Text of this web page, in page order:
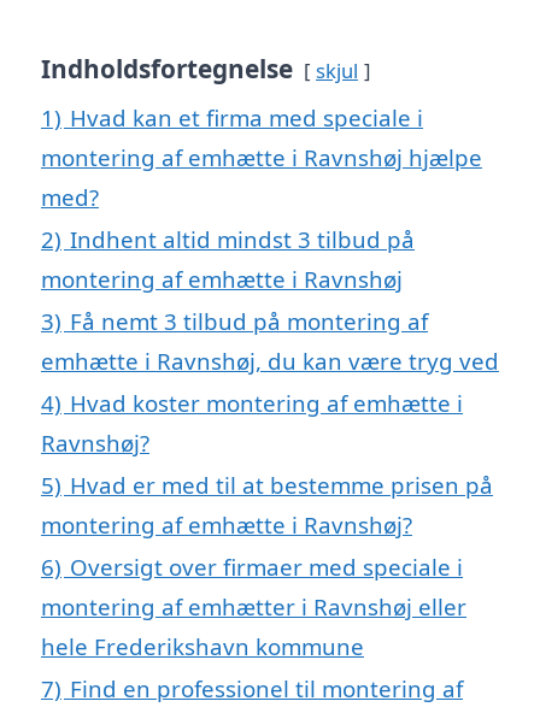
Indholdsfortegnelse skjul
1) Hvad kan et firma med speciale i
montering af emhætte i Ravnshøj hjælpe
med?
2) Indhent altid mindst 3 tilbud på
montering af emhætte i Ravnshøj
3) Få nemt 3 tilbud på montering af
emhætte i Ravnshøj, du kan være tryg ved
4) Hvad koster montering af emhætte i
Ravnshøj?
5) Hvad er med til at bestemme prisen på
montering af emhætte i Ravnshøj?
6) Oversigt over firmaer med speciale i
montering af emhætter i Ravnshøj eller
hele Frederikshavn kommune
7) Find en professionel til montering af